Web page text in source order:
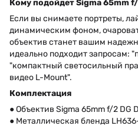
Кому подойдет Sigma 65mm f/
Если вы снимаете портреты,
динамическим фоном,
объектив станет вашим
идеально подходит запросам:
"компактный светосильный
видео L-Mount".
Комплектация
● Объектив Sigma 65mm f/2 DG
● Металлическая бленда